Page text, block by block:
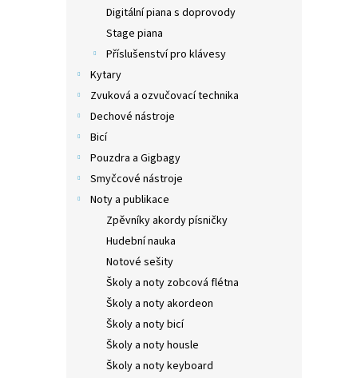
Digitální piana s doprovody
Stage piana
Příslušenství pro klávesy
Kytary
Zvuková a ozvučovací technika
Dechové nástroje
Bicí
Pouzdra a Gigbagy
Smyčcové nástroje
Noty a publikace
Zpěvníky akordy písničky
Hudební nauka
Notové sešity
Školy a noty zobcová flétna
Školy a noty akordeon
Školy a noty bicí
Školy a noty housle
Školy a noty keyboard